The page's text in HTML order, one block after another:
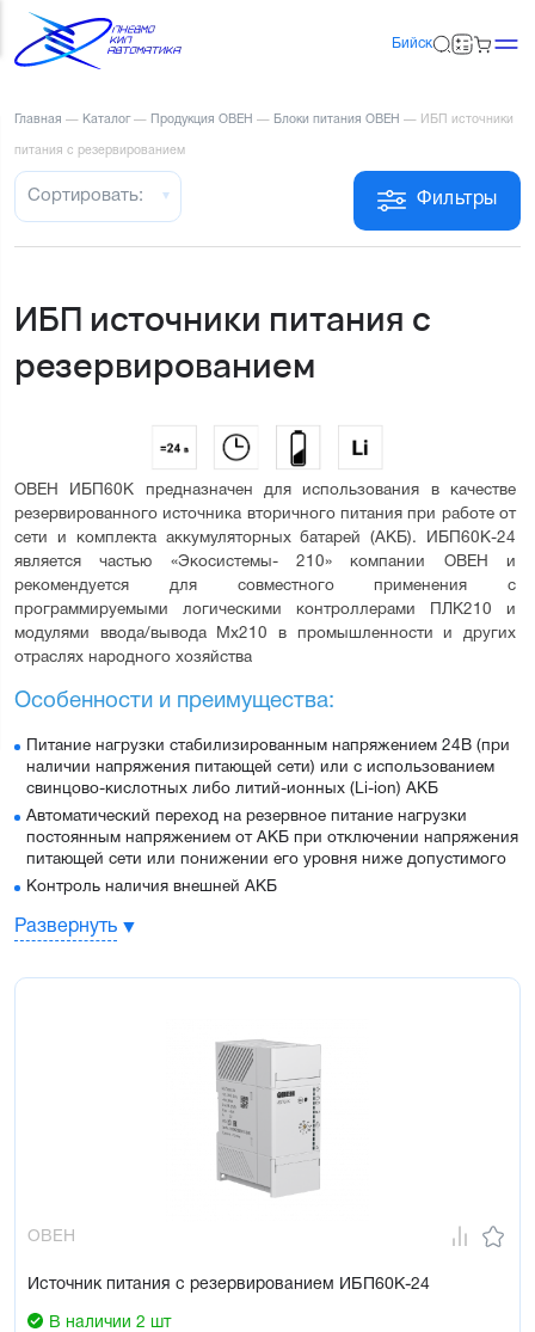
Бийск
Главная — Каталог — Продукция ОВЕН — Блоки питания ОВЕН — ИБП источники
питания с резервированием
Фильтры
Сортировать:
ИБП источники питания с
резервированием
ОВЕН ИБП60К предназначен для использования в качестве
резервированного источника вторичного питания при работе от
сети и комплекта аккумуляторных батарей (АКБ). ИБП60К-24
является частью «Экосистемы- 210» компании ОВЕН и
рекомендуется для совместного применения с
программируемыми логическими контроллерами ПЛК210 и
модулями ввода/вывода Мх210 в промышленности и других
отраслях народного хозяйства
Особенности и преимущества:
Питание нагрузки стабилизированным напряжением 24В (при
наличии напряжения питающей сети) или с использованием
свинцово-кислотных либо литий-ионных (Li-ion) АКБ
Автоматический переход на резервное питание нагрузки
постоянным напряжением от АКБ при отключении напряжения
питающей сети или понижении его уровня ниже допустимого
Контроль наличия внешней АКБ
наличии напряжения питающей сети
напряжения питающей сети (нагрузка отключается от АКБ при
снижении напряжения на клеммах батареи до критического
Восстановление работоспособности прибора в случае
отсутствия напряжения питающей сети
Световая индикация режимов работы прибора
Информирование контролирующих устройств о режиме
Развернуть
ОВЕН
Источник питания с резервированием ИБП60К-24
В наличии 2 шт